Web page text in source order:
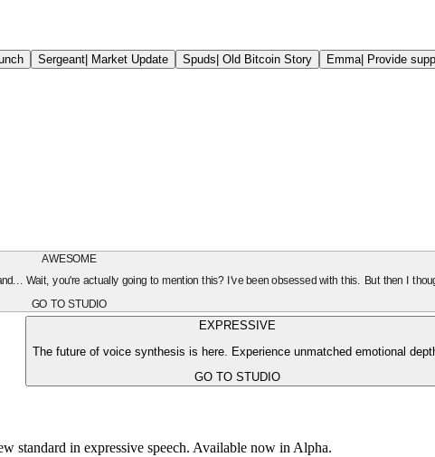
Sergeant| Market Update Spuds| Old Bitcoin Story Emma| Provide
AWESOME
Wait, you're actually going to mention this? I've been obsessed with this. But then I
GO TO STUDIO
EXPRESSIVE
The future of voice synthesis is here. Experience unmatched emotional
GO TO STUDIO
standard in expressive speech. Available now in Alpha.